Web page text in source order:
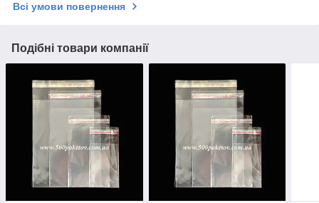
Всі умови повернення
Подібні товари компанії